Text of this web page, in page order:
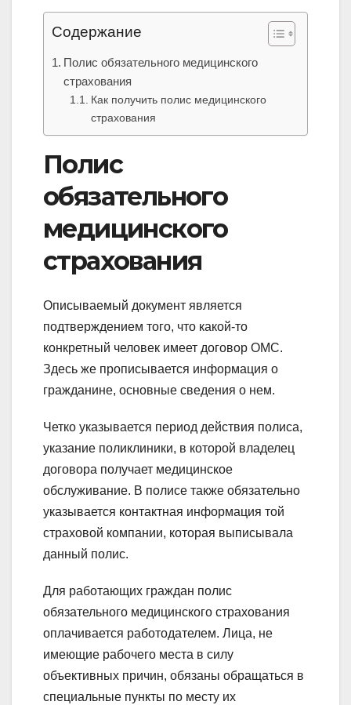
Содержание
Полис обязательного медицинского
страхования
Как получить полис медицинского
страхования
Полис
обязательного
медицинского
страхования
Описываемый документ является
подтверждением того, что какой-то
конкретный человек имеет договор ОМС.
Здесь же прописывается информация о
гражданине, основные сведения о нем.
Четко указывается период действия полиса,
указание поликлиники, в которой владелец
договора получает медицинское
обслуживание. В полисе также обязательно
указывается контактная информация той
страховой компании, которая выписывала
данный полис.
Для работающих граждан полис
обязательного медицинского страхования
оплачивается работодателем. Лица, не
имеющие рабочего места в силу
объективных причин, обязаны обращаться в
специальные пункты по месту их